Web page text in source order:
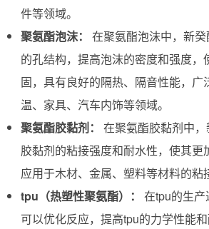
件等领域。
聚氨酯泡沫：
在聚氨酯泡沫中，新
的孔结构，提高泡沫的密度和强度，
固，具有良好的隔热、隔音性能，广
温、家具、汽车内饰等领域。
聚氨酯胶黏剂：
在聚氨酯胶黏剂中
胶黏剂的粘接强度和耐水性，使其更
应用于木材、金属、塑料等材料的粘
tpu（热塑性聚氨酯）：
在tpu的生
可以优化反应，提高tpu的力学性能